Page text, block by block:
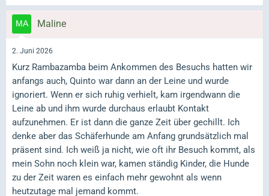
Maline
2. Juni 2026
Kurz Rambazamba beim Ankommen des Besuchs hatten wir
anfangs auch, Quinto war dann an der Leine und wurde
ignoriert. Wenn er sich ruhig verhielt, kam irgendwann die
Leine ab und ihm wurde durchaus erlaubt Kontakt
aufzunehmen. Er ist dann die ganze Zeit über gechillt. Ich
denke aber das Schäferhunde am Anfang grundsätzlich mal
präsent sind. Ich weiß ja nicht, wie oft ihr Besuch kommt, als
mein Sohn noch klein war, kamen ständig Kinder, die Hunde
zu der Zeit waren es einfach mehr gewohnt als wenn
heutzutage mal jemand kommt.